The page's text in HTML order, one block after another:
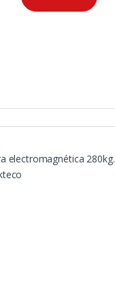
electromagnética 280kg.